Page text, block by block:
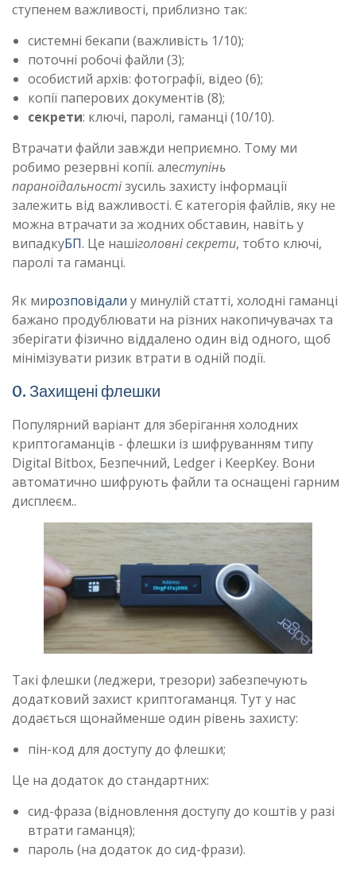
ступенем важливості, приблизно так:
системні бекапи (важливість 1/10);
поточні робочі файли (3);
особистий архів: фотографії, відео (6);
копії паперових документів (8);
секрети: ключі, паролі, гаманці (10/10).
Втрачати файли завжди неприємно. Тому ми
робимо резервні копії. алеступінь
параноїдальностізусиль захисту інформації
залежить від важливості. Є категорія файлів, яку не
можна втрачати за жодних обставин, навіть у
випадкуБП. Це нашіголовні секрети, тобто ключі,
паролі та гаманці.
Як мирозповідали у минулій статті, холодні гаманці
бажано продублювати на різних накопичувачах та
зберігати фізично віддалено один від одного, щоб
мінімізувати ризик втрати в одній події.
0. Захищені флешки
Популярний варіант для зберігання холодних
криптогаманців - флешки із шифруванням типу
Digital Bitbox, Безпечний, Ledger і KeepKey. Вони
автоматично шифрують файли та оснащені гарним
дисплеєм..
Такі флешки (леджери, трезори) забезпечують
додатковий захист криптогаманця. Тут у нас
додається щонайменше один рівень захисту:
пін-код для доступу до флешки;
Це на додаток до стандартних:
сид-фраза (відновлення доступу до коштів у разі
втрати гаманця);
пароль (на додаток до сид-фрази).